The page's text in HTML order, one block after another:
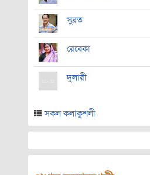
সুব্রত
রেবেকা
দুলারী
সকল কলাকুশলী